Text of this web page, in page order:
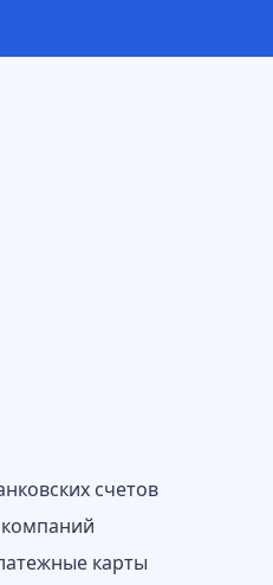
счетов
карты